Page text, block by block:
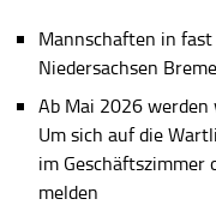
Mannschaften in
Niedersachsen
Ab Mai 2026 werden
Um sich auf die
im Geschäftszimmer
melden